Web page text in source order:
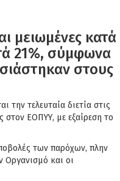
μειωμένες κατά
21%, σύμφωνα
στους
την τελευταία διετία στις
στον ΕΟΠΥΥ, με εξαίρεση το
των παρόχων, πλην
Οργανισμό και οι